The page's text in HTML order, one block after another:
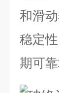
和滑
稳定
期可靠